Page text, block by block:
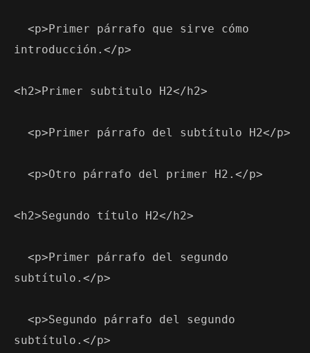
introducción.</p>
<h2>Primer subtitulo H2</h2>
  <p>Primer párrafo del subtítulo H2</p>
  <p>Otro párrafo del primer H2.</p>
<h2>Segundo título H2</h2>
subtítulo.</p>
subtítulo.</p>